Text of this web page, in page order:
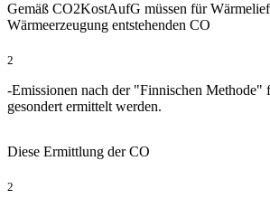
Gemäß CO2KostAufG müssen für
Wärmeerzeugung entstehenden CO
2
-Emissionen nach der "Finnischen Methode"
gesondert ermittelt werden.
Diese Ermittlung der CO
2